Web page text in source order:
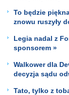
To będzie
znowu ruszyły
Legia nadal z
sponsorem »
Walkower dla
decyzja sądu
Tato, tylko z